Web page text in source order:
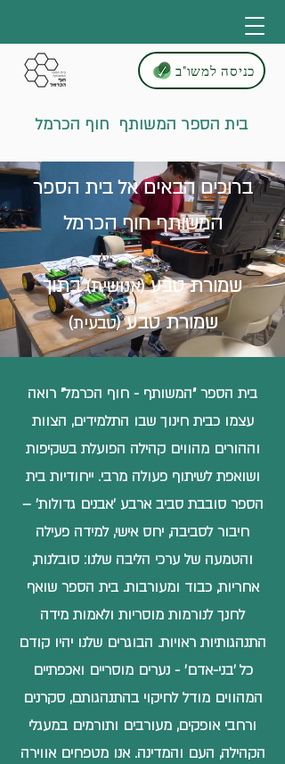
כניסה למשו"ב
בית הספר המשותף חוף הכרמל
ברוכים הבאים אל בית הספר
המשותף חוף הכרמל
שמורת טבע(אנושית)בתוך
שמורת טבע(טבעית)
בית הספר "המשותף - חוף הכרמל" רואה
עצמו כבית חינוך שבו התלמידים, הצוות
וההורים מהווים קהילה הפועלת בשקיפות
ושואפת לשיתוף פעולה מרבי. ייחודיות בית
הספר סובבת סביב ארבע 'אבנים גדולות' –
חיבור לסביבה, יחס אישי, למידה פעילה
והטמעה של ערכי הליבה שלנו: סובלנות,
אחריות,כבוד ומעורבות. בית הספר שואף
לחנך לנורמות מוסריות ולאמות מידה
התנהגותיות ראויות. הבוגרים שלנו יהיו קודם
כל 'בני-אדם' - נערים מוסריים ואכפתיים
המהווים מודל לחיקוי בהתנהגותם, סקרנים
ורחבי אופקים, מעורבים ותורמים במעגלי
הקהילה, העם והמדינה. אנו מטפחים אווירה